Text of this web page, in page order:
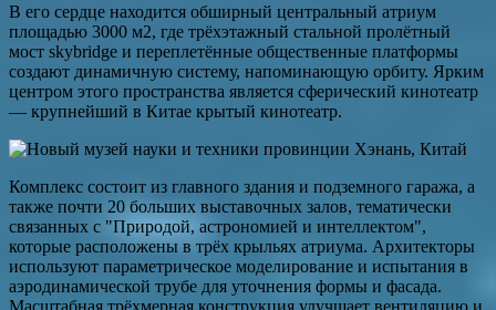
В его сердце находится обширный центральный атриум
площадью 3000 м2, где трёхэтажный стальной пролётный
мост skybridge и переплетённые общественные платформы
создают динамичную систему, напоминающую орбиту. Ярким
центром этого пространства является сферический кинотеатр
— крупнейший в Китае крытый кинотеатр.
Комплекс состоит из главного здания и подземного гаража, а
также почти 20 больших выставочных залов, тематически
связанных с "Природой, астрономией и интеллектом",
которые расположены в трёх крыльях атриума. Архитекторы
используют параметрическое моделирование и испытания в
аэродинамической трубе для уточнения формы и фасада.
Масштабная трёхмерная конструкция улучшает вентиляцию и